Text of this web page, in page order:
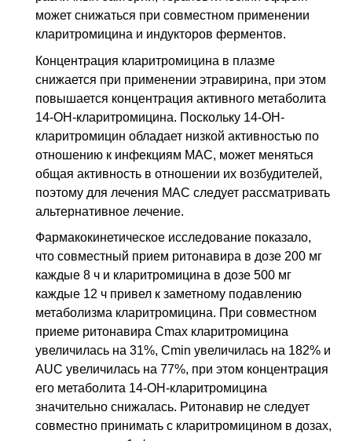
может снижаться при совместном применении
кларитромицина и индукторов ферментов.
Концентрация кларитромицина в плазме
снижается при применении этравирина, при этом
повышается концентрация активного метаболита
14-ОН-кларитромицина. Поскольку 14-ОН-
кларитромицин обладает низкой активностью по
отношению к инфекциям MAC, может меняться
общая активность в отношении их возбудителей,
поэтому для лечения MAC следует рассматривать
альтернативное лечение.
Фармакокинетическое исследование показало,
что совместный прием ритонавира в дозе 200 мг
каждые 8 ч и кларитромицина в дозе 500 мг
каждые 12 ч привел к заметному подавлению
метаболизма кларитромицина. При совместном
приеме ритонавира Cmax кларитромицина
увеличилась на 31%, Cmin увеличилась на 182% и
AUC увеличилась на 77%, при этом концентрация
его метаболита 14-ОН-кларитромицина
значительно снижалась. Ритонавир не следует
совместно принимать с кларитромицином в дозах,